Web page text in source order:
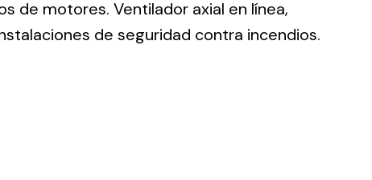
all
de motores. Ventilador axial en línea,
de seguridad contra incendios.